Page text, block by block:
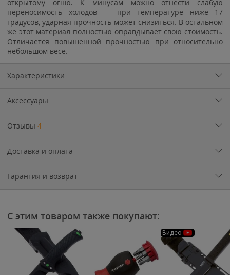
открытому огню. К минусам можно отнести слабую
переносимость холодов — при температуре ниже 17
градусов, ударная прочность может снизиться. В остальном
же этот материал полностью оправдывает свою стоимость.
Отличается повышенной прочностью при относительно
небольшом весе.
Характеристики
Аксессуары
Отзывы 4
Доставка и оплата
Гарантия и возврат
С этим товаром также покупают:
Видео